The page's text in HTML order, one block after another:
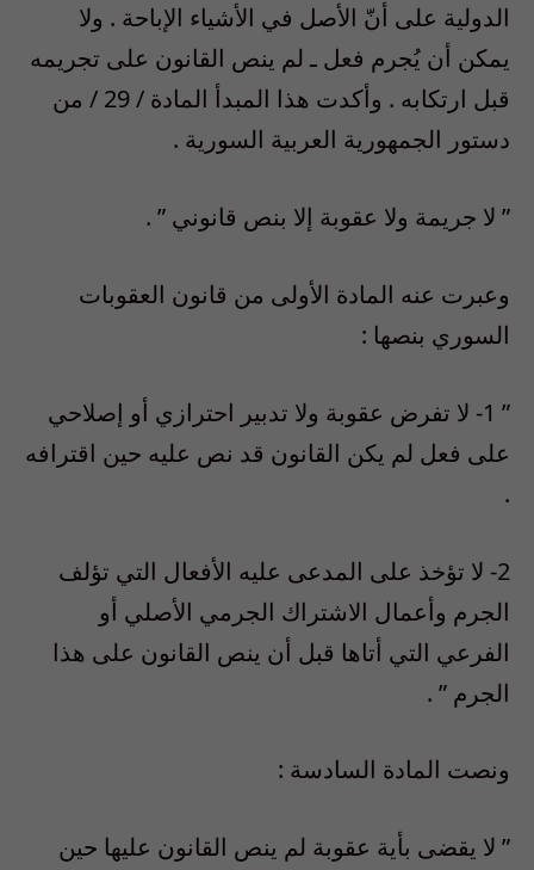
الدولية على أنّ الأصل في الأشياء الإباحة . ولا
يمكن أن يُجرم فعل ـ لم ينص القانون على تجريمه
قبل ارتكابه . وأكدت هذا المبدأ المادة / 29 / من
دستور الجمهورية العربية السورية .
” لا جريمة ولا عقوبة إلا بنص قانوني ” .
وعبرت عنه المادة الأولى من قانون العقوبات
السوري بنصها :
” 1- لا تفرض عقوبة ولا تدبير احترازي أو إصلاحي
على فعل لم يكن القانون قد نص عليه حين اقترافه
.
2- لا تؤخذ على المدعى عليه الأفعال التي تؤلف
الجرم وأعمال الاشتراك الجرمي الأصلي أو
الفرعي التي أتاها قبل أن ينص القانون على هذا
الجرم ” .
ونصت المادة السادسة :
” لا يقضى بأية عقوبة لم ينص القانون عليها حين